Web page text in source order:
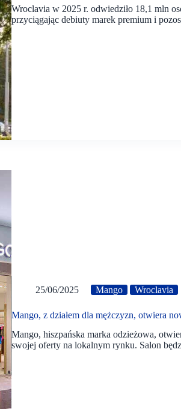
Wroclavia w 2025 r. odwiedziło 18,1 mln
przyciągając debiuty marek premium i
25/06/2025 Mango Wroclavia
Mango, z działem dla mężczyzn, otwiera
Mango, hiszpańska marka odzieżowa,
swojej oferty na lokalnym rynku. Salon